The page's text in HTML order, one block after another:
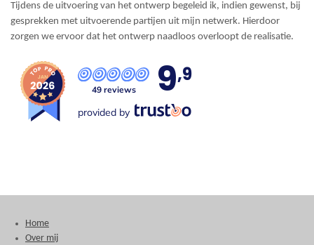
Tijdens de uitvoering van het ontwerp begeleid ik, indien gewenst, bij
gesprekken met uitvoerende partijen uit mijn netwerk. Hierdoor
zorgen we ervoor dat het ontwerp naadloos overloopt de realisatie.
49 reviews 9,9
provided by
Home
Over mij